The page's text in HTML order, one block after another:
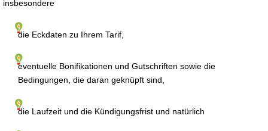
insbesondere
die Eckdaten zu Ihrem Tarif,
eventuelle Bonifikationen und Gutschriften sowie die
Bedingungen, die daran geknüpft sind,
die Laufzeit und die Kündigungsfrist und natürlich